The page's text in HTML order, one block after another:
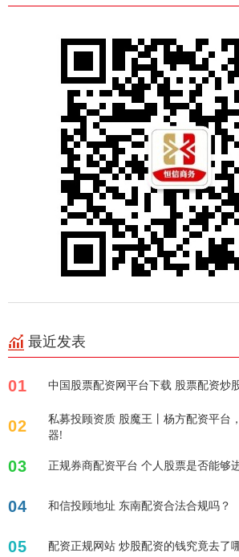
最近发表
01 中国股票配资网平台下载 股票配资炒
02
私募投顾资质 股魔王丨杨方配资平台
器!
03 正规券商配资平台 个人股票是否能够
04 和信投顾地址 东南配资合法合规吗？
05 配资正规网站 炒股配资的钱究竟去了